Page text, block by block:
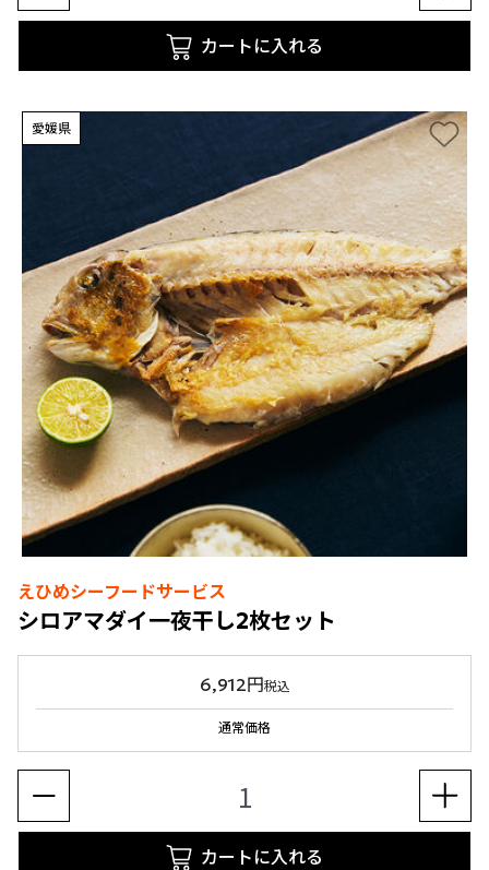
カートに入れる
愛媛県
えひめシーフードサービス
シロアマダイ一夜干し2枚セット
6,912円税込
通常価格
カートに入れる